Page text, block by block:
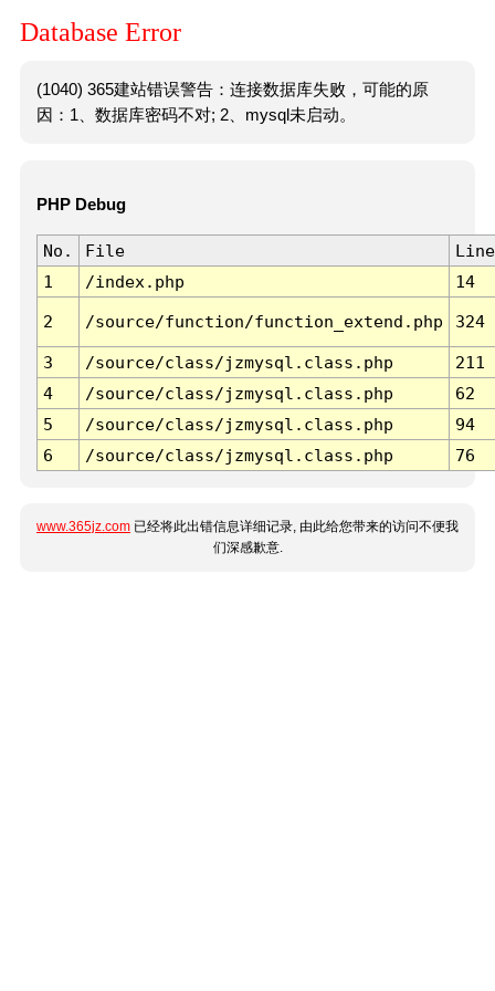
Database Error
(1040) 365建站错误警告：连接数据库失败，可能的原
因：1、数据库密码不对; 2、mysql未启动。
PHP Debug
No. File
Line
1
/index.php 14
2 /source/function/function_extend.php 324
3 /source/class/jzmysql.class.php
211
4
/source/class/jzmysql.class.php
62
5
/source/class/jzmysql.class.php
94
6
/source/class/jzmysql.class.php 76
www.365jz.com 已经将此出错信息详细记录, 由此给您带来的访问不便我
们深感歉意.